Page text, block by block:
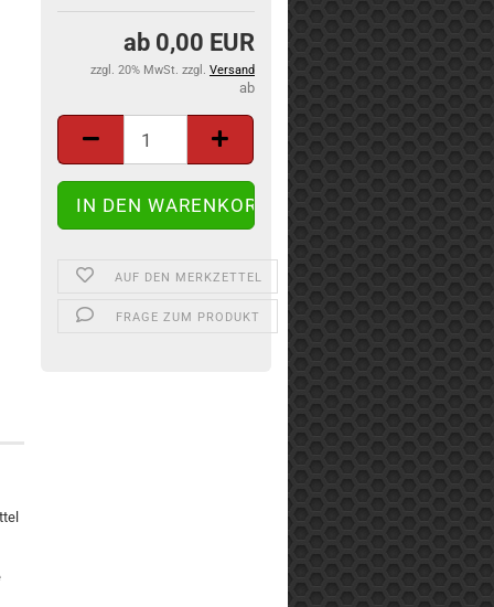
0,00 EUR
zzgl. 20% MwSt. zzgl. Versand
AUF DEN MERKZETTEL
FRAGE ZUM PRODUKT